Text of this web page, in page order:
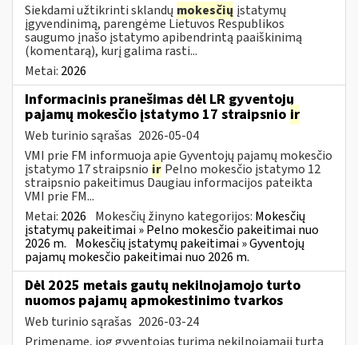
Siekdami užtikrinti sklandų mokesčių įstatymų
įgyvendinimą, parengėme Lietuvos Respublikos
saugumo įnašo įstatymo apibendrintą paaiškinimą
(komentarą), kurį galima rasti...
Metai: 2026
Informacinis pranešimas dėl LR gyventojų
pajamų mokesčio įstatymo 17 straipsnio ir
Web turinio sąrašas 2026-05-04
VMI prie FM informuoja apie Gyventojų pajamų mokesčio
įstatymo 17 straipsnio ir Pelno mokesčio įstatymo 12
straipsnio pakeitimus Daugiau informacijos pateikta
VMI prie FM...
Metai: 2026 Mokesčių žinyno kategorijos: Mokesčių
įstatymų pakeitimai » Pelno mokesčio pakeitimai nuo
2026 m. Mokesčių įstatymų pakeitimai » Gyventojų
pajamų mokesčio pakeitimai nuo 2026 m.
Dėl 2025 metais gautų nekilnojamojo turto
nuomos pajamų apmokestinimo tvarkos
Web turinio sąrašas 2026-03-24
Primename, jog gyventojas turimą nekilnojamąjį turtą